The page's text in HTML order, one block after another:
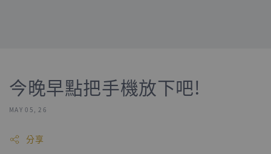
今晚早點把手機放下吧!
MAY 05, 26
分享